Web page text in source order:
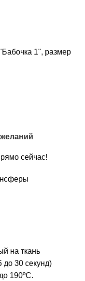
1", размер
сейчас!
на ткань
до 30 секунд)
190ºС.